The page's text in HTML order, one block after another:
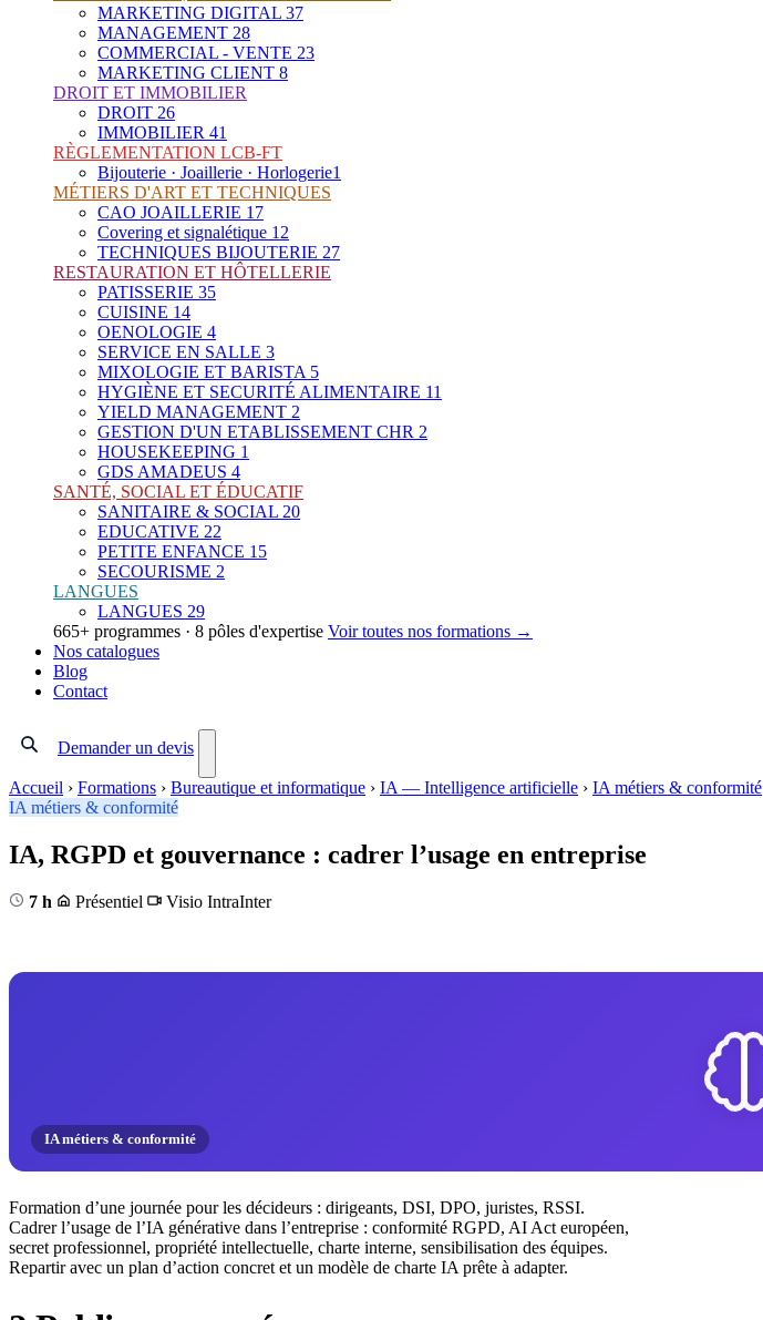
MARKETING DIGITAL 37
MANAGEMENT 28
COMMERCIAL - VENTE 23
MARKETING CLIENT 8
DROIT ET IMMOBILIER
DROIT 26
IMMOBILIER 41
RÈGLEMENTATION LCB-FT
Bijouterie · Joaillerie · Horlogerie1
MÉTIERS D'ART ET TECHNIQUES
CAO JOAILLERIE 17
Covering et signalétique 12
TECHNIQUES BIJOUTERIE 27
RESTAURATION ET HÔTELLERIE
PATISSERIE 35
CUISINE 14
OENOLOGIE 4
SERVICE EN SALLE 3
MIXOLOGIE ET BARISTA 5
HYGIÈNE ET SECURITÉ ALIMENTAIRE 11
YIELD MANAGEMENT 2
GESTION D'UN ETABLISSEMENT CHR 2
HOUSEKEEPING 1
GDS AMADEUS 4
SANTÉ, SOCIAL ET ÉDUCATIF
SANITAIRE & SOCIAL 20
EDUCATIVE 22
PETITE ENFANCE 15
SECOURISME 2
LANGUES
LANGUES 29
665+ programmes · 8 pôles d'expertise Voir toutes nos formations →
Nos catalogues
Blog
Contact
Demander un devis
Accueil › Formations › Bureautique et informatique › IA — Intelligence artificielle › IA métiers & conformité
IA métiers & conformité
IA, RGPD et gouvernance : cadrer l’usage en entreprise
7 h Présentiel Visio IntraInter
IA métiers & conformité
Formation d’une journée pour les décideurs : dirigeants, DSI, DPO, juristes, RSSI.
Cadrer l’usage de l’IA générative dans l’entreprise : conformité RGPD, AI Act européen,
secret professionnel, propriété intellectuelle, charte interne, sensibilisation des équipes.
Repartir avec un plan d’action concret et un modèle de charte IA prête à adapter.